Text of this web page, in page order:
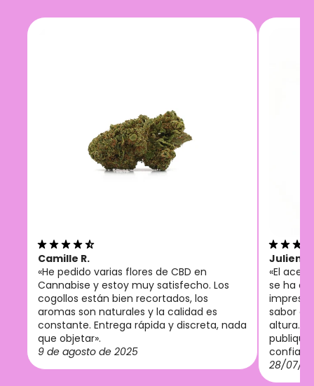
Camille R.
«He pedido varias flores de CBD en
Cannabise y estoy muy satisfecho. Los
cogollos están bien recortados, los
aromas son naturales y la calidad es
constante. Entrega rápida y discreta, nada
que objetar».
9 de agosto de 2025
Julien
«El
se ha
sabor
altura.
28/07/